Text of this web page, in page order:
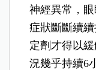
神經異常，
症狀斷斷續
定劑才得以
況幾乎持續6